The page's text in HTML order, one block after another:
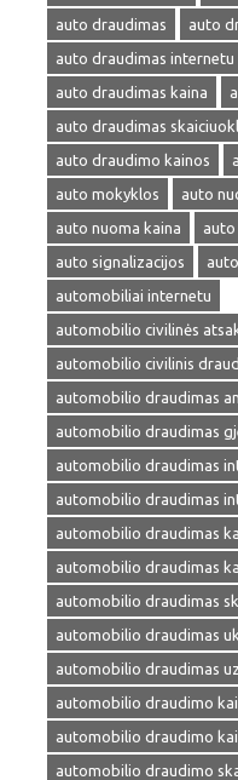
auto draudimas
auto
auto draudimas internetu
auto draudimas kaina
auto draudimas
auto draudimo kainos
auto mokyklos
auto
auto nuoma kaina
auto
auto signalizacijos
automobiliai internetu
automobilio civilinės
automobilio civilinis
automobilio draudimas
automobilio draudimas
automobilio draudimas
automobilio draudimas
automobilio draudimas
automobilio draudimas
automobilio draudimas
automobilio draudimas uk
automobilio draudimas
automobilio draudimo
automobilio draudimo
automobilio draudimo